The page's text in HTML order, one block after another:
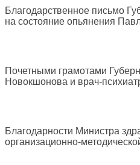
Благодарственное письмо
на состояние опьянения
Почетными грамотами
Новокшонова и врач-
Благодарности Министра
организационно-